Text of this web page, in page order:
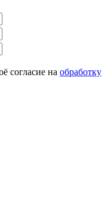
согласие на обработку